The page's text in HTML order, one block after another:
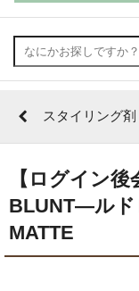
スタイリング
【ログイン
BLUNT―ル
MATTE